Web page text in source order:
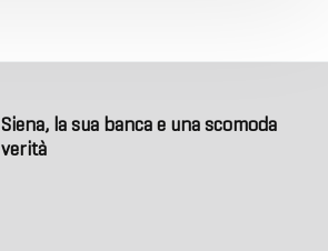
Siena, la sua banca e una scomoda
verità